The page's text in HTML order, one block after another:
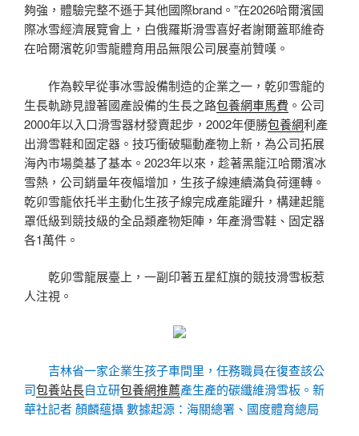
夠強，體驗完整不遜于其他國際brand。”在2026哈爾濱國
際冰雪經濟展覽會上，白俄羅斯滑雪喜好者謝爾蓋耶維奇
在哈爾濱乾卯雪龍體育用品無限公司展臺前贊嘆。
作為較早從事冰雪設備制造的企業之一，乾卯雪龍的
生長軌跡見證著國產設備的生長之路包養網車馬費 。公司
2000年以入口滑雪器材發賣起步，2002年便勝包養網利產
出滑雪鞋和固定器。技巧衝破驅動產物上新，為公司拓展
海內市場奠基了基本。2023年以來，趁著黑龍江哈爾濱冰
雪熱，公司銷量年夜幅增加，生孩子線連續滿負荷運轉。
乾卯雪龍依托半主動化生孩子線完成產能躍升，構建起籠
罩低級到競技級的全品類產物矩陣，年產滑雪鞋、固定器
各1萬件。
乾卯雪龍展臺上，一副印著五星紅旗的競技滑雪板惹
人注視。
吉林省一家企業生孩子車間里，任務職員在復查該公
司包養站長自立研包養網推薦產生產的碳纖維滑雪板。新
華社記者 顏麟蘊攝 數據起源：海關總署、國度體育總局